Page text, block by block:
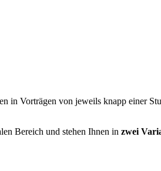
Vorträgen von jeweils knapp einer
Bereich und stehen Ihnen in zwei